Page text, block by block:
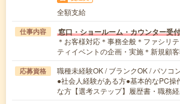
全額支給
仕事内容 窓口・ショールーム・カウンター受付
＊お客様対応＊事務全般＊ファシリ
ティイベントの企画・実施＊新規顧
応募資格
職種未経験OK / ブランクOK / パソコ
●社会人経験がある方●基本的なPC操
な方【選考ステップ】履歴書・職務